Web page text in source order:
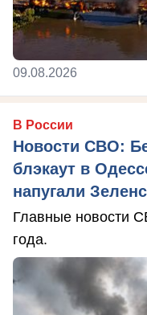
09.08.2026
В России
Новости СВО:
блэкаут в
напугали
Главные новости
года.